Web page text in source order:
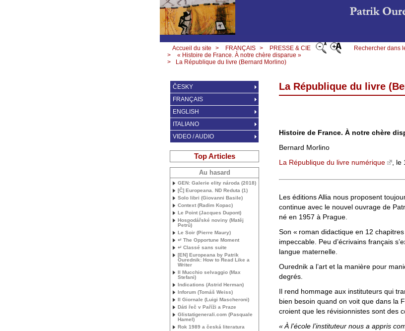
Rechercher dans
Accueil du site > FRANÇAIS >
PRESSE & CIE
>
« Histoire de France. À notre chère disparue »
>
La République du livre (Bernard Morlino)
La République du livre
Histoire de France. À notre chère
Bernard Morlino
La République du livre numérique
,
Les éditions Allia nous proposent
continue avec le nouvel ouvrage de
né en 1957 à Prague.
Son « roman didactique en 12 chapitres
impeccable. Peu d’écrivains français
langue maternelle.
Ourednik a l’art et la manière pour
degrés.
Il rend hommage aux instituteurs qui
bien besoin quand on voit que dans la
croient que les révisionnistes sont des
«À l’école l’instituteur nous a appris
ČESKY
FRANÇAIS
ENGLISH
ITALIANO
VIDEO / AUDIO
Top Articles
Au hasard
GEN: Galerie elity národa (2018)
[Č] Europeana. ND Reduta (1)
Solo libri (Giovanni Basile)
Context (Radim Kopac)
Le Point (Jacques Dupont)
Hospodářské noviny (Matěj
Petrů)
Le Soir (Pierre Maury)
↵ The Opportune Moment
↵ Classé sans suite
[EN] Europeana by Patrik
Ourednik: How to Read Like a
Writer
Il Mucchio selvaggio (Max
Stefani)
Indications (Astrid Herman)
Inforum (Tomáš Weiss)
Il Giornale (Luigi Mascheroni)
Dáti řeč v Paříži a Praze
Glistatigenerali.com (Pasquale
Hamel)
Rok 1989 a česká literatura